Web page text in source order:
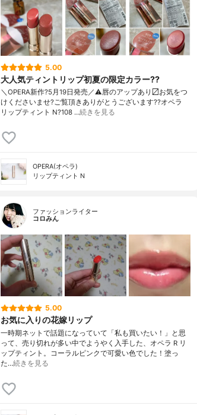
5.00
大人気ティントリップ初夏の限定カラー??
＼OPERA新作?5月19日発売／ ⚠️唇のアップあり〼 お気をつ
けくださいませ? ご覧頂きありがとうございます? ?オペラ
リップティント N ?108 …続きを見る
OPERA(オペラ)
リップティント N
ファッションライター
コロみん
5.00
お気に入りの花嫁リップ
一時期ネットで話題になっていて「私も買いたい！」と思
って、売り切れが多い中でようやく入手した、オペラ R リ
ップティント。コーラルピンクで可愛い色でした！塗っ
た…続きを見る